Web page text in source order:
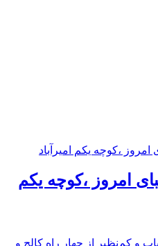
امروز ،کوچه یکم